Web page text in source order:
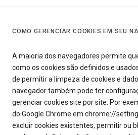
COMO GERENCIAR COOKIES EM SEU
A maioria dos navegadores permite
como os cookies são definidos e
de permitir a limpeza de cookies e
navegador também pode ter
gerenciar cookies site por site. Por
do Google Chrome em chrome://
excluir cookies existentes, permitir ou